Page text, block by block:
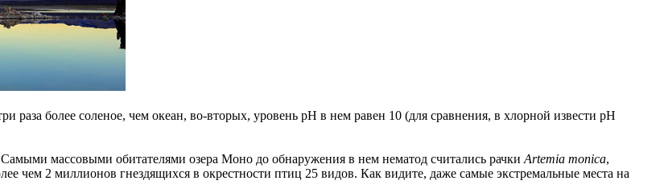
раза более соленое, чем океан, во-вторых, уровень рН в нем равен 10 (для сравнения, в хлорной извести рН
массовыми обитателями озера Моно до обнаружения в нем нематод считались рачки Artemia monica,
чем 2 миллионов гнездящихся в окрестности птиц 25 видов. Как видите, даже самые экстремальные места на